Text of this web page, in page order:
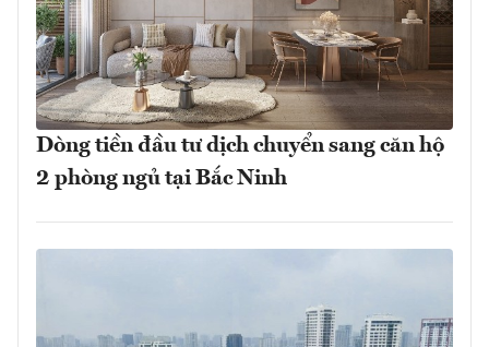
Dòng tiền đầu tư dịch chuyển sang căn hộ
2 phòng ngủ tại Bắc Ninh